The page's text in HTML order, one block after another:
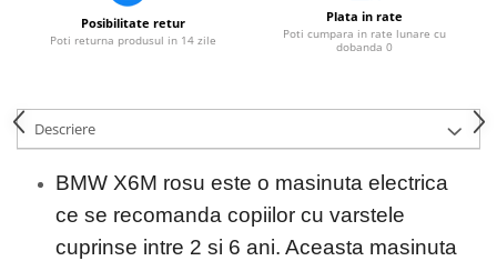
Posibilitate retur
Poti returna produsul in 14 zile
Plata in rate
Poti cumpara in rate lunare cu
dobanda 0
Descriere
BMW X6M rosu este o masinuta electrica
ce se recomanda copiilor cu varstele
cuprinse intre 2 si 6 ani. Aceasta masinuta